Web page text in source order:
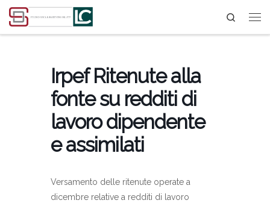
Passa al contenuto Search
Irpef Ritenute alla
fonte su redditi di
lavoro dipendente
e assimilati
Versamento delle ritenute operate a
dicembre relative a redditi di lavoro